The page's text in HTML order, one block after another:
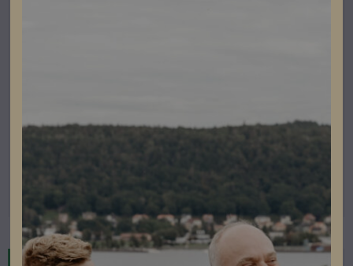
Lev. artikelnummer: 8004
Läs mer
I lager